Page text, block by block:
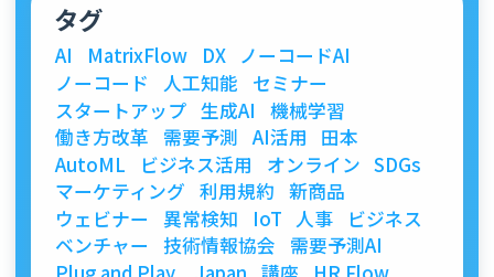
タグ
AI MatrixFlow DX
ノーコードAI
ノーコード
人工知能
セミナー
スタートアップ 生成AI
機械学習
働き方改革
需要予測 AI活用
田本
AutoML
ビジネス活用 オンライン SDGs
マーケティング 利用規約 新商品
ウェビナー
異常検知 IoT 人事
ビジネス
ベンチャー
技術情報協会
需要予測AI